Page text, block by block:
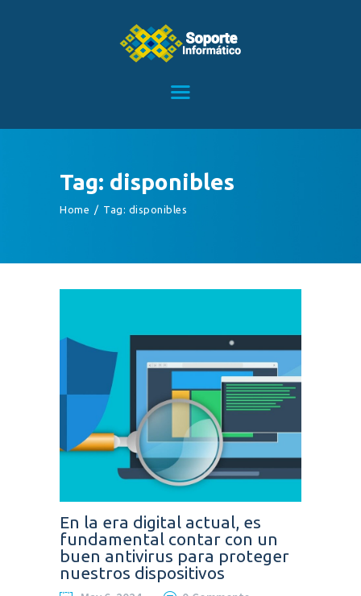
Tag: disponibles
Home Tag: disponibles
BLOG
TIENDA
En la era digital actual, es
fundamental contar con un
buen antivirus para proteger
nuestros dispositivos